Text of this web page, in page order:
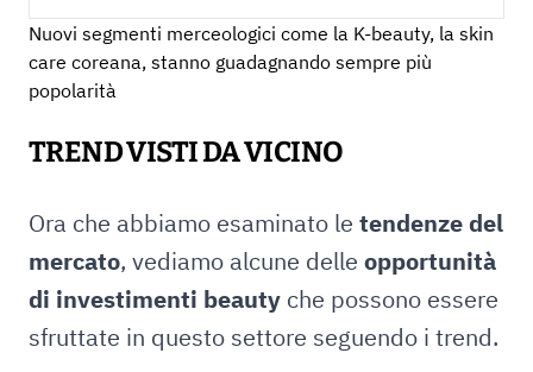
Nuovi segmenti merceologici come la K-beauty, la skin
care coreana, stanno guadagnando sempre più
popolarità
TREND VISTI DA VICINO
Ora che abbiamo esaminato le tendenze del
mercato, vediamo alcune delle opportunità
di investimenti beauty che possono essere
sfruttate in questo settore seguendo i trend.